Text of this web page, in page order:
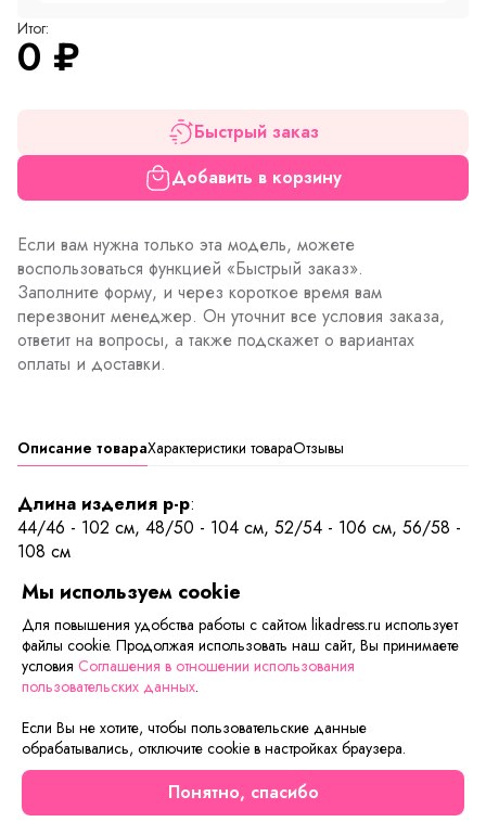
Итог:
0 ₽
Быстрый заказ
Добавить в корзину
Если вам нужна только эта модель, можете
воспользоваться функцией «Быстрый заказ».
Заполните форму, и через короткое время вам
перезвонит менеджер. Он уточнит все условия заказа,
ответит на вопросы, а также подскажет о вариантах
оплаты и доставки.
Описание товараХарактеристики товараОтзывы
Длина изделия р-р:
44/46 - 102 см, 48/50 - 104 см, 52/54 - 106 см, 56/58 -
108 см
Брюки свободного кроя снизу на манжетах. Пояс на
резинке со вставленным шнурком, позволяющий
фиксировать брюки на талии. Комфортные и приятные к
телу брюки не стесняют движений и имеют два удобных
кармана. Забавный рисунок на ткани поднимает
настроение.
Сейчас на сайте смотрят
Мы используем cookie
Для повышения удобства работы с сайтом likadress.ru использует
файлы cookie. Продолжая использовать наш сайт, Вы принимаете
условия Соглашения в отношении использования
пользовательских данных.
Если Вы не хотите, чтобы пользовательские данные
обрабатывались, отключите cookie в настройках браузера.
Понятно, спасибо